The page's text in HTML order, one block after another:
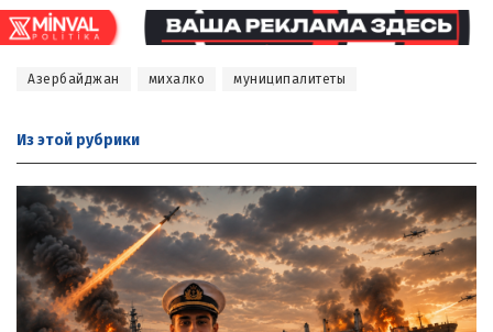
Азербайджан михалко муниципалитеты
Из этой рубрики